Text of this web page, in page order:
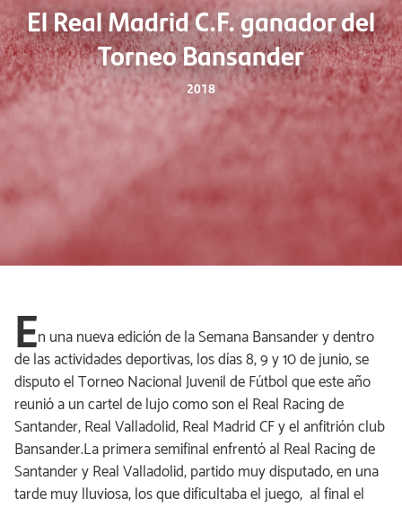
El Real Madrid C.F. ganador del
Torneo Bansander
2018
En una nueva edición de la Semana Bansander y dentro
de las actividades deportivas, los días 8, 9 y 10 de junio, se
disputo el Torneo Nacional Juvenil de Fútbol que este año
reunió a un cartel de lujo como son el Real Racing de
Santander, Real Valladolid, Real Madrid CF y el anfitrión club
Bansander.La primera semifinal enfrentó al Real Racing de
Santander y Real Valladolid, partido muy disputado, en una
tarde muy lluviosa, los que dificultaba el juego, al final el